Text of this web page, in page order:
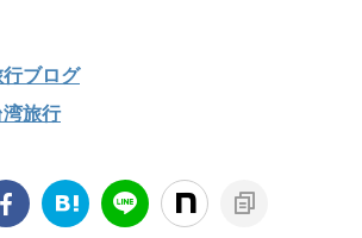
ブログ
旅行